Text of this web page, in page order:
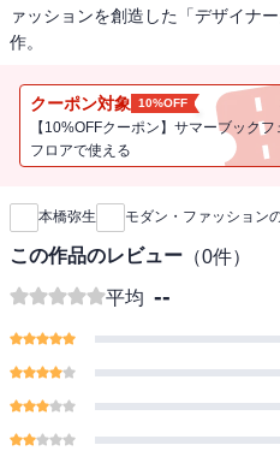
ァッションを創造した「デザイナ
作。
クーポン対象 10%OFF
【10%OFFクーポン】サマーブック
フロアで使える
新刊通知
本橋弥生 モダン・ファッション
この作品のレビュー （0件）
平均 --